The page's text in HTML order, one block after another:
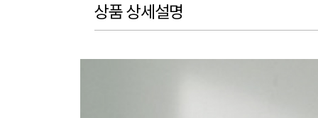
상품 상세설명